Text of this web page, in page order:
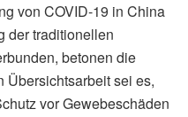
von COVID-19 in China
der traditionellen
betonen die
Übersichtsarbeit sei es,
vor Gewebeschäden